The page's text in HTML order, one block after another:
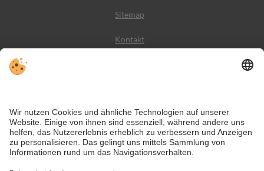
Sitemap
Kontakt
VIVODolomiti ist das Reiseportal für unvergesslichen
Bergurlaub – mit Unterkünften und Angeboten in den